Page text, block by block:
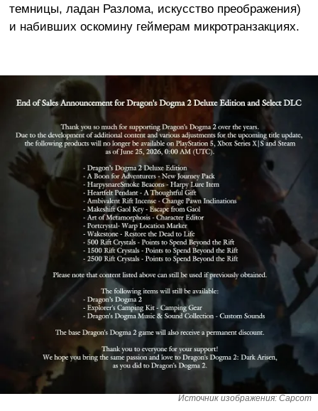
темницы, ладан Разлома, искусство преображения)
и набивших оскомину геймерам микротранзакциях.
Источник изображения: Capcom